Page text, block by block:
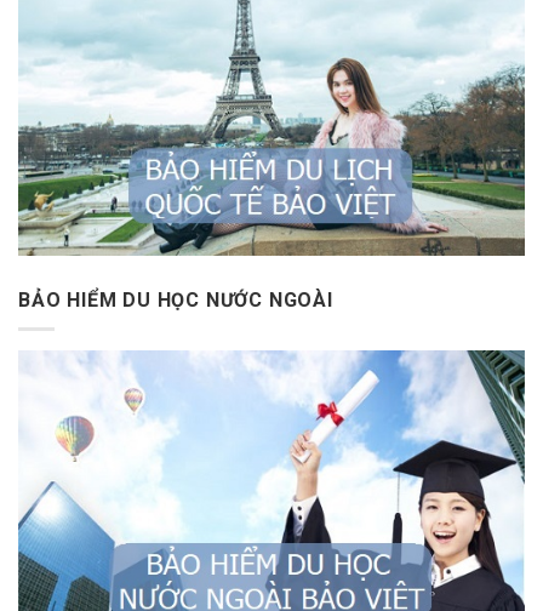
BẢO HIỂM DU HỌC NƯỚC NGOÀI